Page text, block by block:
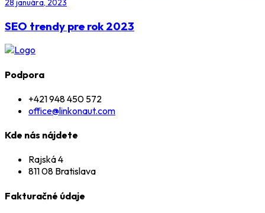
28 januára, 2023
SEO trendy pre rok 2023
Podpora
+421 948 450 572
office@linkonaut.com
Kde nás nájdete
Rajská 4
811 08 Bratislava
Fakturačné údaje